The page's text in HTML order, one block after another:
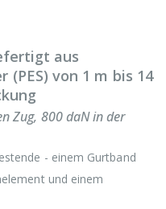
aus
von 1 m bis 14
Zug, 800 daN in der
- einem Gurtband
und einem